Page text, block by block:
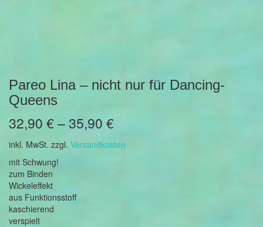
Pareo Lina – nicht nur für Dancing-
Queens
32,90 €– 35,90 €
inkl. MwSt. zzgl. Versandkosten
mit Schwung!
zum Binden
Wickeleffekt
aus Funktionsstoff
kaschierend
verspielt